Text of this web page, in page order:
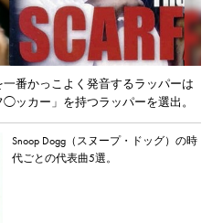
番かっこよく発音するラッパーは
ッカー」を持つラッパーを選出。
Snoop Dogg（スヌープ・ドッグ）の時
代ごとの代表曲5選。